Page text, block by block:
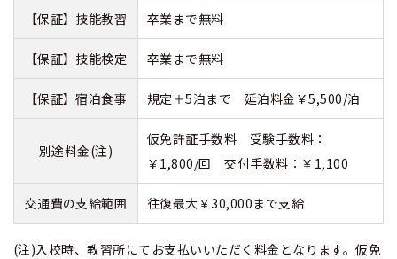
【保証】技能教習 卒業まで無料
【保証】技能検定 卒業まで無料
【保証】宿泊食事 規定＋5泊まで 延泊料金￥5,500/泊
別途料金(注)
仮免許証手数料 受験手数料：
￥1,800/回 交付手数料：￥1,100
交通費の支給範囲 往復最大￥30,000まで支給
(注)入校時、教習所にてお支払いいただく料金となります。仮免